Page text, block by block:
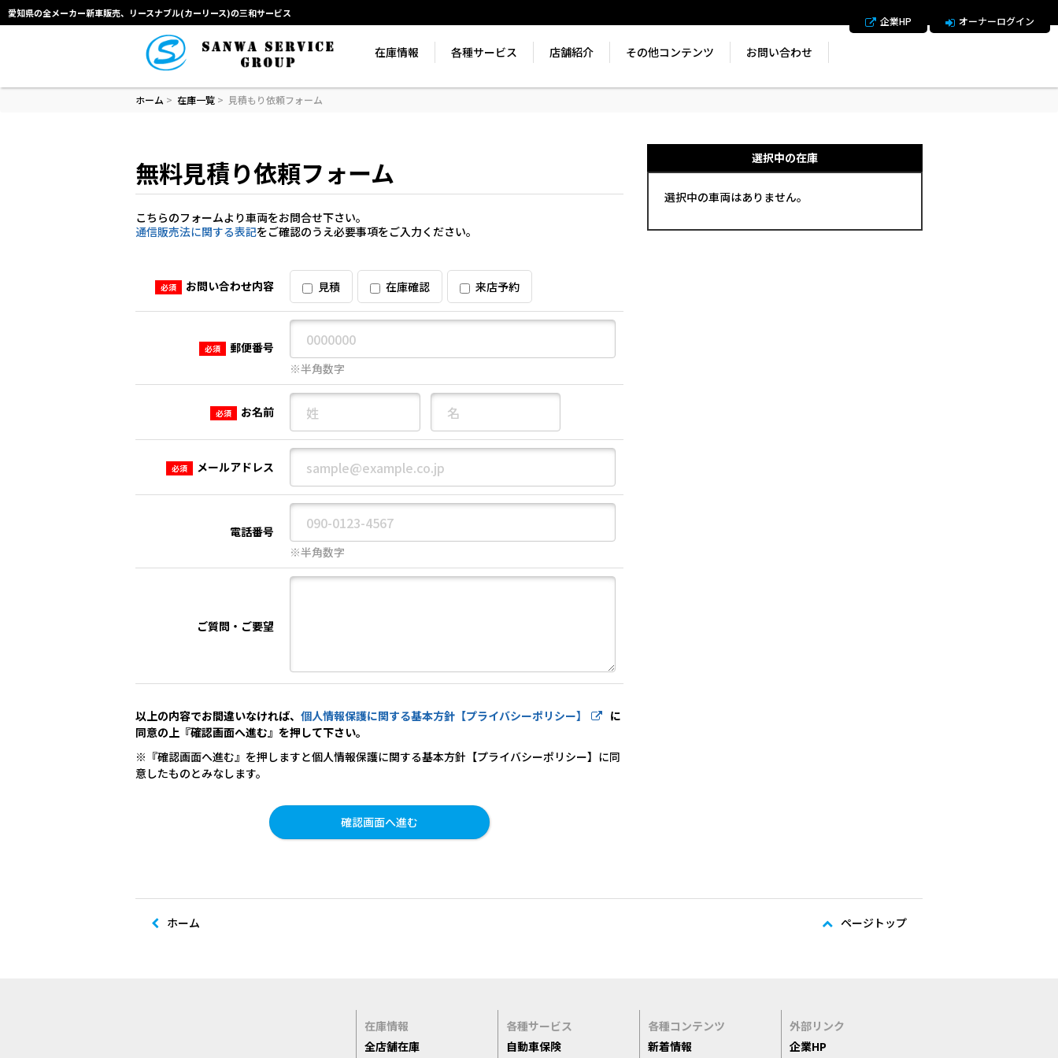
愛知県の全メーカー新車販売、リースナブル(カーリース)の三和サービス
企業HP オーナーログイン
在庫情報 各種サービス 店舗紹介 その他コンテンツ お問い合わせ
ホーム > 在庫一覧 > 見積もり依頼フォーム
選択中の在庫
選択中の車両はありません。
無料見積り依頼フォーム
こちらのフォームより車両をお問合せ下さい。
通信販売法に関する表記をご確認のうえ必要事項をご入力ください。
必須 お問い合わせ内容 見積 在庫確認 来店予約
必須
郵便番号
※半角数字
必須 お名前
必須 メールアドレス
電話番号
※半角数字
ご質問・ご要望
以上の内容でお間違いなければ、 個人情報保護に関する基本方針【プライバシーポリシー】
に
同意の上『確認画面へ進む』を押して下さい。
※『確認画面へ進む』を押しますと個人情報保護に関する基本方針【プライバシーポリシー】に同
意したものとみなします。
ホーム ページトップ
在庫情報
全店舗在庫
各種サービス
自動車保険
各種コンテンツ
新着情報
外部リンク
企業HP